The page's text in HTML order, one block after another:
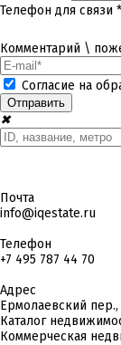
Телефон для связи *
Комментарий \
Согласие на
✖
Почта
info@iqestate.ru
Телефон
+7 495 787 44 70
Адрес
Ермолаевский пер.,
Каталог
Коммерческая